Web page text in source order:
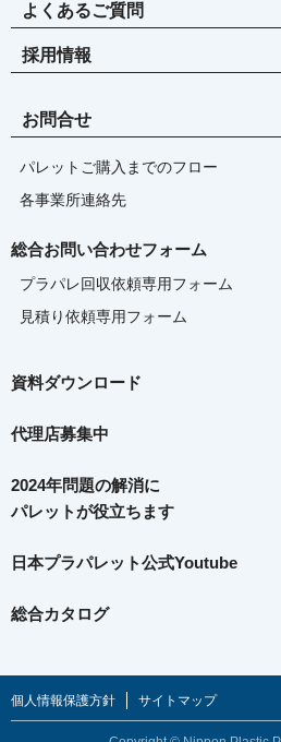
よくあるご質問
採用情報
お問合せ
パレットご購入までのフロー
各事業所連絡先
総合お問い合わせフォーム
プラパレ回収依頼専用フォーム
見積り依頼専用フォーム
資料ダウンロード
代理店募集中
2024年問題の解消に
パレットが役立ちます
日本プラパレット公式Youtube
総合カタログ
個人情報保護方針 サイトマップ